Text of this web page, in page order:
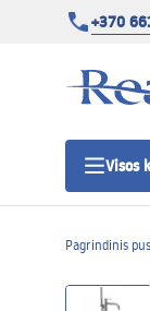
+370
Visos
Pagrindinis